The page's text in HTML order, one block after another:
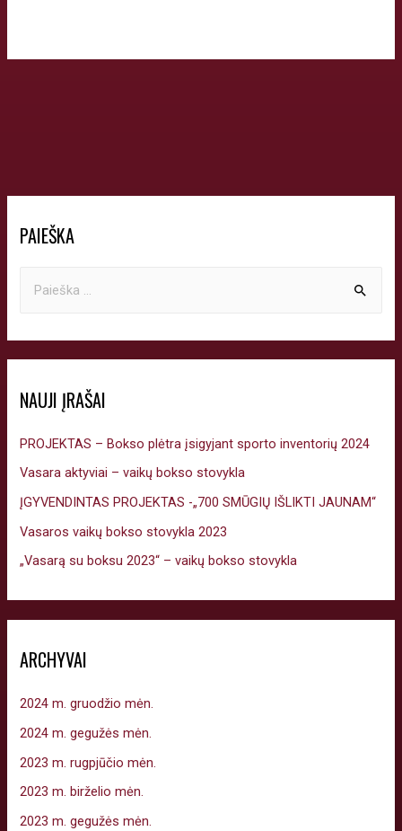
PAIEŠKA
NAUJI ĮRAŠAI
PROJEKTAS – Bokso plėtra įsigyjant sporto inventorių 2024
Vasara aktyviai – vaikų bokso stovykla
ĮGYVENDINTAS PROJEKTAS -„700 SMŪGIŲ IŠLIKTI JAUNAM“
Vasaros vaikų bokso stovykla 2023
„Vasarą su boksu 2023“ – vaikų bokso stovykla
ARCHYVAI
2024 m. gruodžio mėn.
2024 m. gegužės mėn.
2023 m. rugpjūčio mėn.
2023 m. birželio mėn.
2023 m. gegužės mėn.